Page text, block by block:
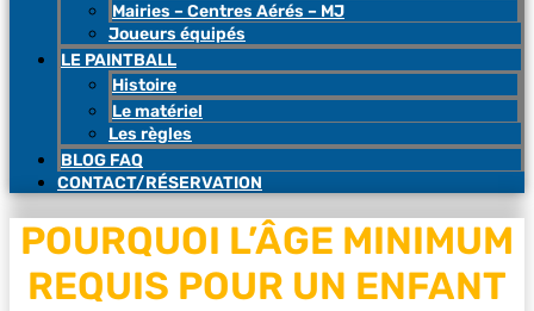
Mairies – Centres Aérés – MJ
Joueurs équipés
LE PAINTBALL
Histoire
Le matériel
Les règles
BLOG FAQ
CONTACT/RÉSERVATION
POURQUOI L’ÂGE MINIMUM
REQUIS POUR UN ENFANT